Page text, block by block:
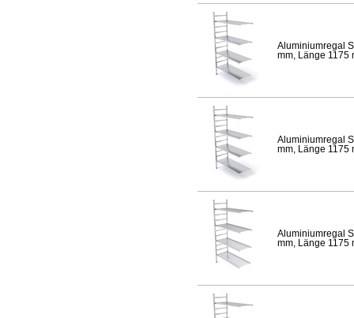
Aluminiumregal
mm, Länge 1175
Aluminiumregal
mm, Länge 1175
Aluminiumregal
mm, Länge 1175